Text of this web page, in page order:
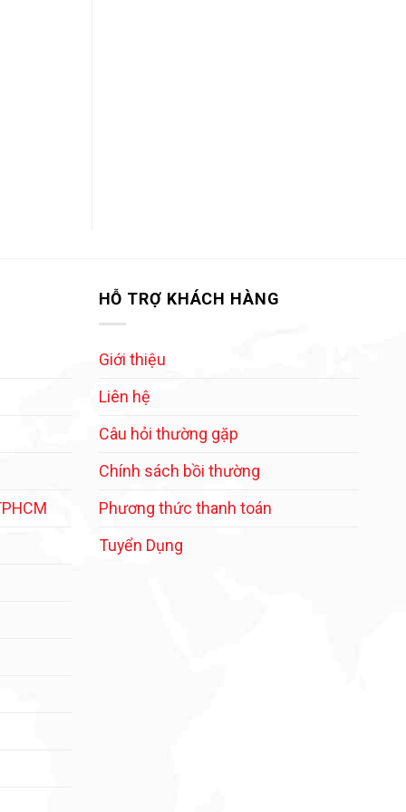
HỖ TRỢ KHÁCH HÀNG
Giới thiệu
Liên hệ
Câu hỏi thường gặp
Chính sách bồi thường
Phương thức thanh toán
Tuyển Dụng